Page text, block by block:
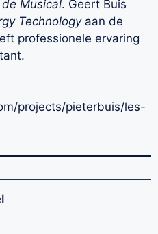
Musical. Geert Buis
Technology aan de
professionele ervaring
projects/pieterbuis/les-